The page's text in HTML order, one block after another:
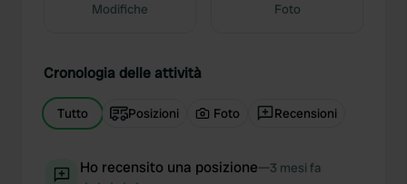
Modifiche Foto
Cronologia delle attività
Tutto Posizioni Foto Recensioni
Ho recensito una posizione—3 mesi fa